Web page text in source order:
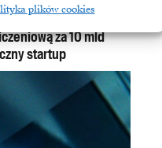
plików cookies
za 10 mld
startup